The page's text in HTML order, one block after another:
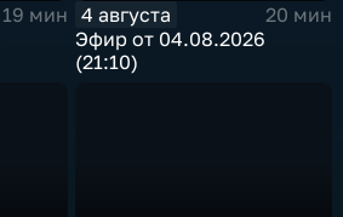
19 мин
4 августа
20 мин
Эфир от 04.08.2026
(21:10)